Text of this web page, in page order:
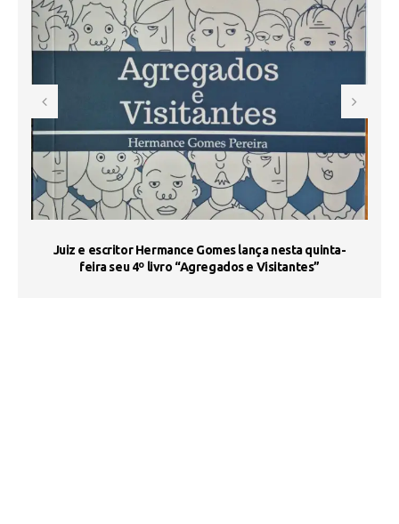
Juiz e escritor Hermance Gomes lança nesta quinta-
feira seu 4º livro “Agregados e Visitantes”